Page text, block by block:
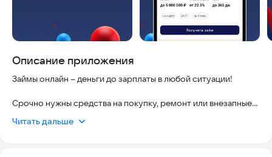
Описание приложения
Займы онлайн – деньги до зарплаты в любой ситуации!
Срочно нужны средства на покупку, ремонт или внезапные
лишних вопросов? Наше приложение – ваш надежный
Читать дальше